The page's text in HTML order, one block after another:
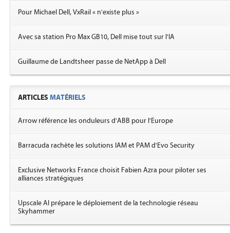
Pour Michael Dell, VxRail « n'existe plus »
Avec sa station Pro Max GB10, Dell mise tout sur l'IA
Guillaume de Landtsheer passe de NetApp à Dell
ARTICLES MATÉRIELS
Arrow référence les onduleurs d'ABB pour l'Europe
Barracuda rachète les solutions IAM et PAM d'Evo Security
Exclusive Networks France choisit Fabien Azra pour piloter ses
alliances stratégiques
Upscale AI prépare le déploiement de la technologie réseau
Skyhammer